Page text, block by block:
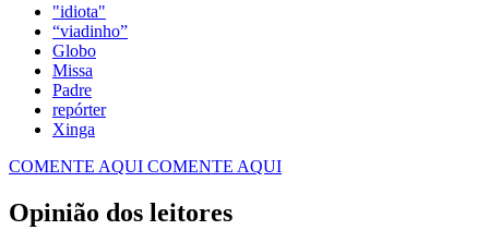
"idiota"
“viadinho”
Globo
Missa
Padre
repórter
Xinga
COMENTE AQUI COMENTE AQUI
Opinião dos leitores